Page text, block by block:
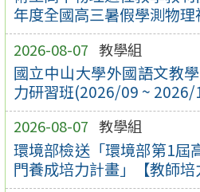
年度全國高三暑假學測物理
2026-08-07 教學組
國立中山大學外國語文教
力研習班(2026/09 ~
2026-08-07 教學組
環境部檢送「環境部第1屆
門養成培力計畫」【教師